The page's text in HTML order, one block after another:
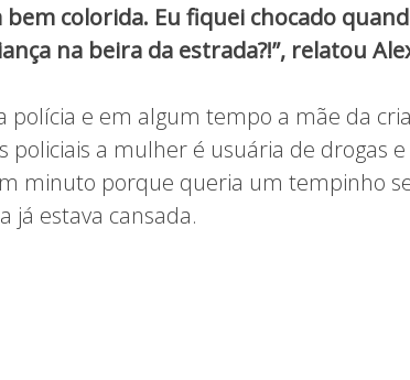
colorida. Eu fiquei chocado
na beira da estrada?!”, relatou
polícia e em algum tempo a mãe da
policiais a mulher é usuária de drogas
minuto porque queria um tempinho
já estava cansada.